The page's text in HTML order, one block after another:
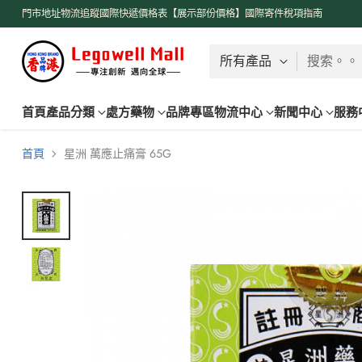
門市地址物流追蹤國際快遞價格表【展示部份價格】 國際寄件稅項指南
了解更多
搜索。
首頁產品分類 處方藥物 品牌專區物流中心 新聞中心 服務
首頁 星洲 萬應止痛膏 65G